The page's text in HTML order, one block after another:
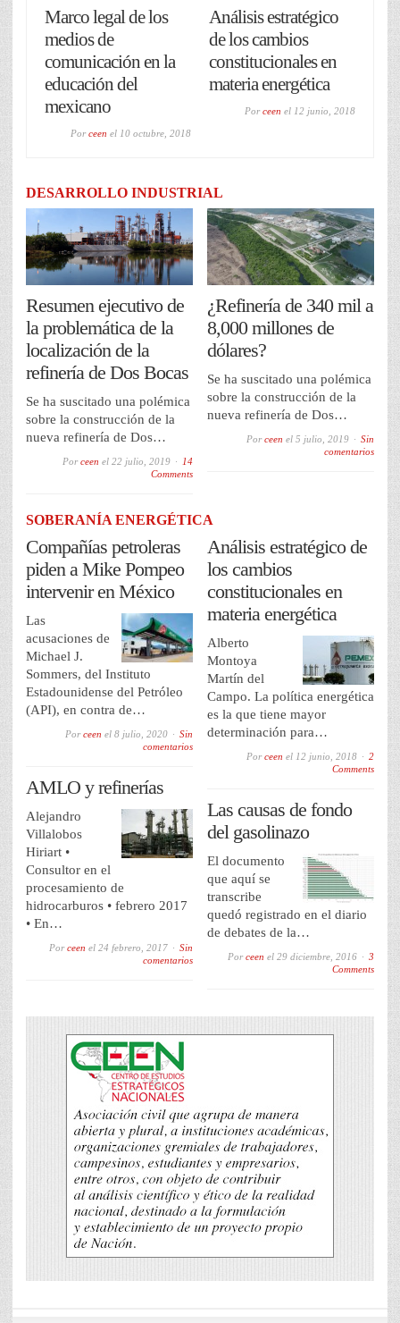
Marco legal de los
medios de
comunicación en la
educación del
mexicano
Porceen el 10 octubre, 2018
Análisis estratégico
de los cambios
constitucionales en
materia energética
Porceen el 12 junio, 2018
DESARROLLO INDUSTRIAL
Resumen ejecutivo de
la problemática de la
localización de la
refinería de Dos Bocas
Se ha suscitado una polémica
sobre la construcción de la
nueva refinería de Dos…
Porceen el 22 julio, 2019
14
Comments
¿Refinería de 340 mil a
8,000 millones de
dólares?
Se ha suscitado una polémica
sobre la construcción de la
nueva refinería de Dos…
Porceen el 5 julio, 2019
Sin
comentarios
SOBERANÍA ENERGÉTICA
Compañías petroleras
piden a Mike Pompeo
intervenir en México
Las
acusaciones de
Michael J.
Sommers, del Instituto
Estadounidense del Petróleo
(API), en contra de…
Porceen el8 julio, 2020
Sin
comentarios
Análisis estratégico de
los cambios
constitucionales en
materia energética
Alberto
Montoya
Martín del
Campo. La política energética
es la que tiene mayor
determinación para…
Porceen el 12 junio, 2018
2
Comments
AMLO y refinerías
Alejandro
Villalobos
Hiriart •
Consultor en el
procesamiento de
hidrocarburos • febrero 2017
• En…
Porceen el 24 febrero, 2017
Sin
comentarios
Las causas de fondo
del gasolinazo
El documento
que aquí se
transcribe
quedó registrado en el diario
de debates de la…
Porceen el 29 diciembre, 2016
3
Comments